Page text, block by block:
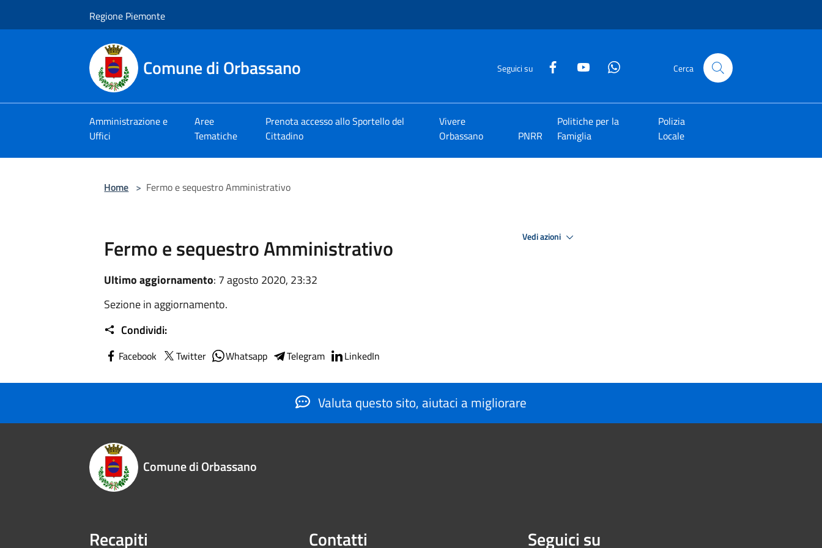
Regione Piemonte
Comune di Orbassano Seguici su Cerca
Amministrazione e
Uffici
Aree
Tematiche
Prenota accesso allo Sportello del
Cittadino
Vivere
Orbassano
PNRR
Politiche per la
Famiglia
Polizia
Locale
Home > Fermo e sequestro Amministrativo
Fermo e sequestro Amministrativo
Ultimo aggiornamento: 7 agosto 2020, 23:32
Sezione in aggiornamento.
Condividi:
Facebook Twitter Whatsapp Telegram LinkedIn
Vedi azioni
Valuta questo sito, aiutaci a migliorare
Comune di Orbassano
Recapiti Contatti Seguici su